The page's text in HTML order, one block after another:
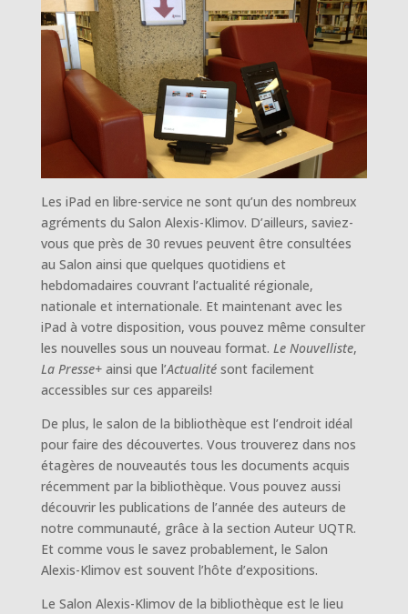
Les iPad en libre-service ne sont qu’un des nombreux
agréments du Salon Alexis-Klimov. D’ailleurs, saviez-
vous que près de 30 revues peuvent être consultées
au Salon ainsi que quelques quotidiens et
hebdomadaires couvrant l’actualité régionale,
nationale et internationale. Et maintenant avec les
iPad à votre disposition, vous pouvez même consulter
les nouvelles sous un nouveau format. Le Nouvelliste,
La Presse+ainsi que l’Actualitésont facilement
accessibles sur ces appareils!
De plus, le salon de la bibliothèque est l’endroit idéal
pour faire des découvertes. Vous trouverez dans nos
étagères de nouveautés tous les documents acquis
récemment par la bibliothèque. Vous pouvez aussi
découvrir les publications de l’année des auteurs de
notre communauté, grâce à la section Auteur UQTR.
Et comme vous le savez probablement, le Salon
Alexis-Klimov est souvent l’hôte d’expositions.
Le Salon Alexis-Klimov de la bibliothèque est le lieu